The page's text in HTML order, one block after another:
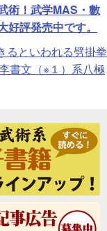
術！武学MAS・數
評発売中です。
るといわれる劈掛拳
書文（※１）系八極